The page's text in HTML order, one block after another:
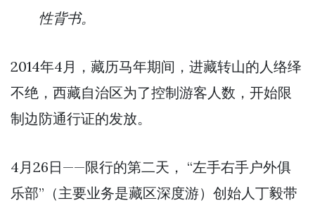
性背书。
2014年4月，藏历马年期间，进藏转山的人络绎
不绝，西藏自治区为了控制游客人数，开始限
制边防通行证的发放。
4月26日——限行的第二天， “左手右手户外俱
乐部”（主要业务是藏区深度游）创始人丁毅带